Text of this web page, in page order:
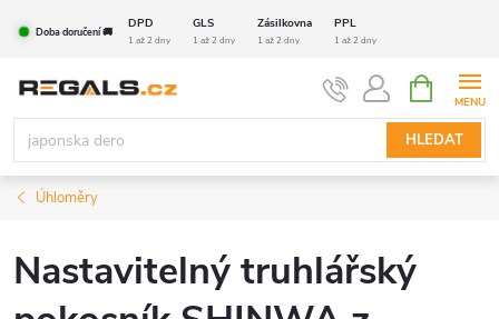
Doba doručení 🚚
DPD GLS Zásilkovna PPL
1 až 2 dny 1 až 2 dny 1 až 2 dny 1 až 2 dny
HLEDAT
NÁKUPNÍ
KOŠÍK
Úhloměry
Nastavitelný truhlářský